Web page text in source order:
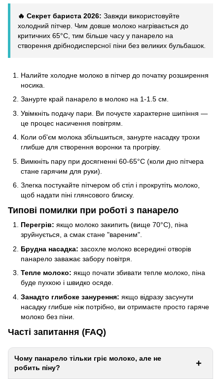
🔥 Секрет бариста 2026: Завжди використовуйте
холодний пітчер. Чим довше молоко нагрівається до
критичних 65°C, тим більше часу у панарело на
створення дрібнодисперсної піни без великих бульбашок.
Налийте холодне молоко в пітчер до початку розширення
носика.
Занурте край панарело в молоко на 1-1.5 см.
Увімкніть подачу пари. Ви почуєте характерне шипіння —
це процес насичення повітрям.
Коли об'єм молока збільшиться, занурте насадку трохи
глибше для створення воронки та прогріву.
Вимкніть пару при досягненні 60-65°C (коли дно пітчера
стане гарячим для руки).
Злегка постукайте пітчером об стіл і прокрутіть молоко,
щоб надати піні глянсового блиску.
Типові помилки при роботі з панарело
Перегрів: якщо молоко закипить (вище 70°C), піна
зруйнується, а смак стане "вареним".
Брудна насадка: засохле молоко всередині отворів
панарело заважає забору повітря.
Тепле молоко: якщо почати збивати тепле молоко, піна
буде пухкою і швидко осяде.
Занадто глибоке занурення: якщо відразу засунути
насадку глибше ніж потрібно, ви отримаєте просто гаряче
молоко без піни.
Часті запитання (FAQ)
Чому панарело тільки гріє молоко, але не
робить піну?